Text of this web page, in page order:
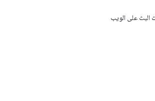
البث على الويب